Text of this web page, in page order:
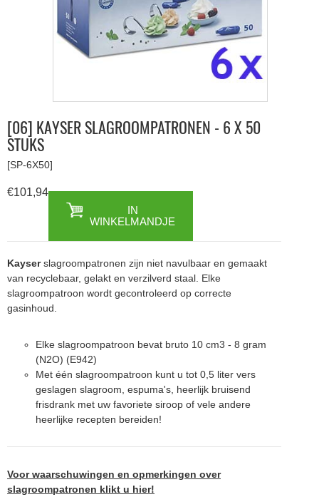
[06] KAYSER SLAGROOMPATRONEN - 6 X 50
STUKS
[SP-6X50]
€101,94
IN
WINKELMANDJE
Kayserslagroompatronen zijn niet navulbaar en gemaakt
van recyclebaar, gelakt en verzilverd staal. Elke
slagroompatroon wordt gecontroleerd op correcte
gasinhoud.
Elke slagroompatroon bevat bruto 10 cm3 - 8 gram
(N2O) (E942)
Met één slagroompatroon kunt u tot 0,5 liter vers
geslagen slagroom, espuma's, heerlijk bruisend
frisdrank met uw favoriete siroop of vele andere
heerlijke recepten bereiden!
Voor waarschuwingen en opmerkingen over
slagroompatronen klikt u hier!